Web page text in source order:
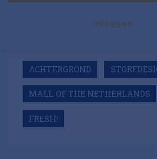
Inloggen
ACHTERGROND
MALL OF THE NETHERLANDS
FRESH!